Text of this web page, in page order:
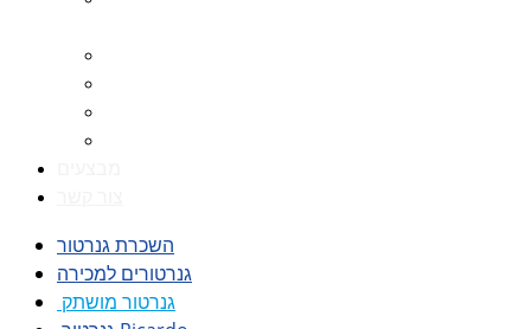
השכרת גנרטור
גנרטורים למכירה
גנרטור מושתק